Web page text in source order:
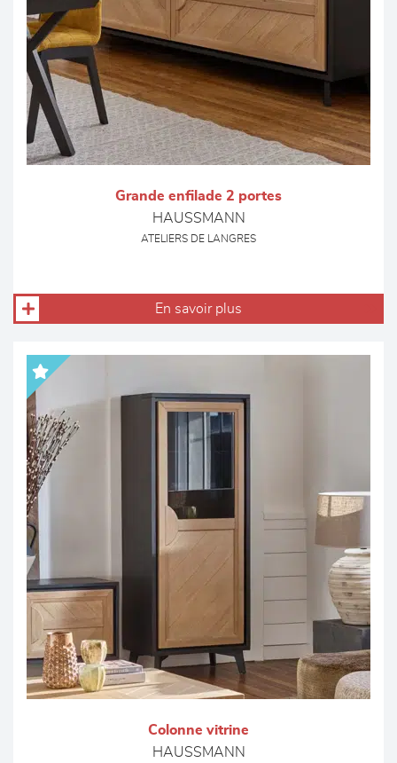
Grande enfilade 2 portes
HAUSSMANN
ATELIERS DE LANGRES
En savoir plus
Colonne vitrine
HAUSSMANN